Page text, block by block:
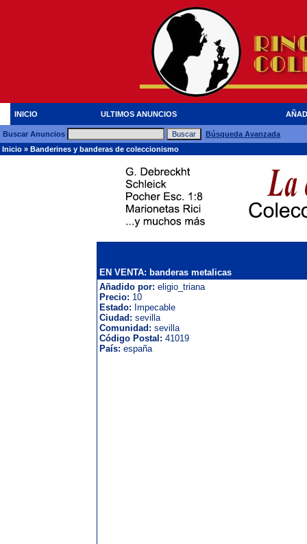
INICIO ULTIMOS ANUNCIOS
Buscar Anuncios
Búsqueda Avanzada
Inicio » Banderines y banderas de coleccionismo
EN VENTA: banderas metalicas
Añadido por: eligio_triana
Precio: 10
Estado: Impecable
Ciudad: sevilla
Comunidad: sevilla
Código Postal: 41019
País: españa